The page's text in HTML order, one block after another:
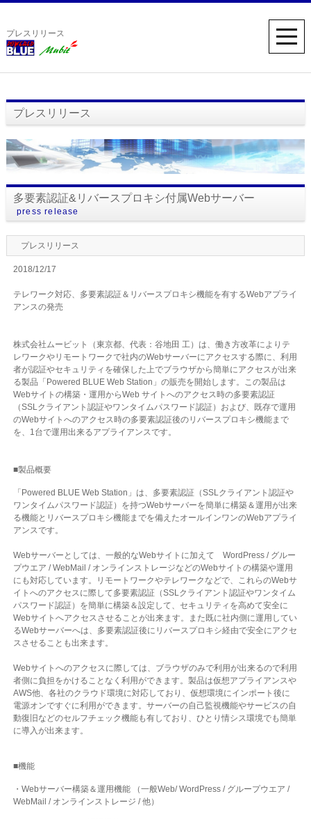
プレスリリース
プレスリリース
多要素認証&リバースプロキシ付属Webサーバー
press release
プレスリリース
2018/12/17
テレワーク対応、多要素認証＆リバースプロキシ機能を有するWebアプライ
アンスの発売
株式会社ムービット（東京都、代表：谷地田 工）は、働き方改革によりテ
レワークやリモートワークで社内のWebサーバーにアクセスする際に、利用
者が認証やセキュリティを確保した上でブラウザから簡単にアクセスが出来
る製品「Powered BLUE Web Station」の販売を開始します。この製品は
Webサイトの構築・運用からWeb サイトへのアクセス時の多要素認証
（SSLクライアント認証やワンタイムパスワード認証）および、既存で運用
のWebサイトへのアクセス時の多要素認証後のリバースプロキシ機能まで
を、1台で運用出来るアプライアンスです。
■製品概要
「Powered BLUE Web Station」は、多要素認証（SSLクライアント認証や
ワンタイムパスワード認証）を持つWebサーバーを簡単に構築＆運用が出来
る機能とリバースプロキシ機能までを備えたオールインワンのWebアプライ
アンスです。
Webサーバーとしては、一般的なWebサイトに加えて WordPress / グルー
プウエア / WebMail / オンラインストレージなどのWebサイトの構築や運用
にも対応しています。リモートワークやテレワークなどで、これらのWebサ
イトへのアクセスに際して多要素認証（SSLクライアント認証やワンタイム
パスワード認証）を簡単に構築＆設定して、セキュリティを高めて安全に
Webサイトへアクセスさせることが出来ます。また既に社内側に運用してい
るWebサーバーへは、多要素認証後にリバースプロキシ経由で安全にアクセ
スさせることも出来ます。
Webサイトへのアクセスに際しては、ブラウザのみで利用が出来るので利用
者側に負担をかけることなく利用ができます。製品は仮想アプライアンスや
AWS他、各社のクラウド環境に対応しており、仮想環境にインポート後に
電源オンですぐに利用ができます。サーバーの自己監視機能やサービスの自
動復旧などのセルフチェック機能も有しており、ひとり情シス環境でも簡単
に導入が出来ます。
■機能
・Webサーバー構築＆運用機能 （一般Web/ WordPress / グループウエア /
WebMail / オンラインストレージ / 他）